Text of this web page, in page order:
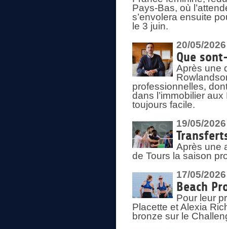
Pays-Bas, où
s’envolera ensuite
le 3 juin.
20/05/2026
Que
Après une
professionnelles,
dans l’immobilier
toujours facile.
19/05/2026
Après une
de Tours la saison
17/05/2026
Beach
Pour leur
Placette et Alexia
bronze sur le